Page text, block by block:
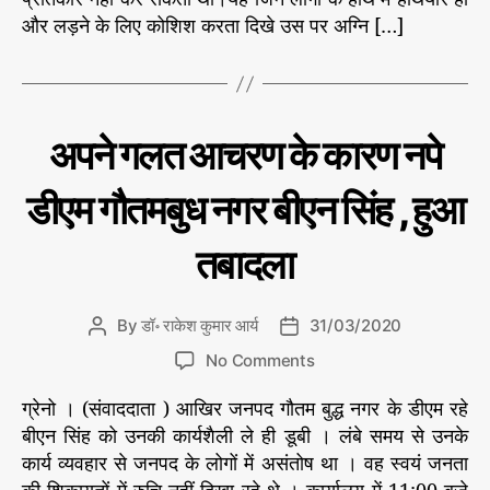
o
त
का
द्धा
त्था
औ
र
और लड़ने के लिए कोशिश करता दिखे उस पर अग्नि […]
e
अपने गलत आचरण के कारण नपे
डीएम गौतमबुध नगर बीएन सिंह , हुआ
तबादला
P
t
a
u
t
Byडॉ॰ राकेश कुमार आर्य
P
t
d
a
t
31/03/2020
No Commentso
अ
ने
ग्रेनो । (संवाददाता ) आखिर जनपद गौतम बुद्ध नगर के डीएम रहे
बीएन सिंह को उनकी कार्यशैली ले ही डूबी । लंबे समय से उनके
कार्य व्यवहार से जनपद के लोगों में असंतोष था । वह स्वयं जनता